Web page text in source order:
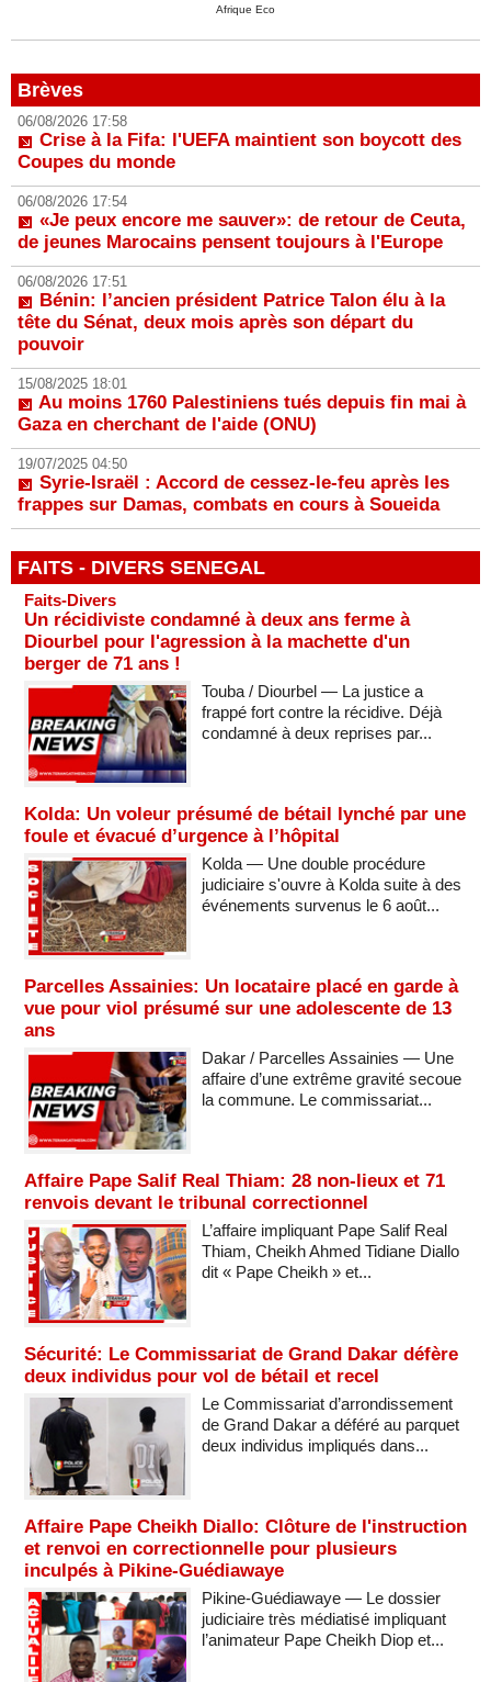
Afrique Eco
Brèves
06/08/2026 17:58
Crise à la Fifa: l'UEFA maintient son boycott des
Coupes du monde
06/08/2026 17:54
«Je peux encore me sauver»: de retour de Ceuta,
de jeunes Marocains pensent toujours à l'Europe
06/08/2026 17:51
Bénin: l’ancien président Patrice Talon élu à la
tête du Sénat, deux mois après son départ du
pouvoir
15/08/2025 18:01
Au moins 1760 Palestiniens tués depuis fin mai à
Gaza en cherchant de l'aide (ONU)
19/07/2025 04:50
Syrie-Israël : Accord de cessez-le-feu après les
frappes sur Damas, combats en cours à Soueida
FAITS - DIVERS SENEGAL
Faits-Divers
Un récidiviste condamné à deux ans ferme à
Diourbel pour l'agression à la machette d'un
berger de 71 ans !
Touba / Diourbel — La justice a
frappé fort contre la récidive. Déjà
condamné à deux reprises par...
Kolda: Un voleur présumé de bétail lynché par une
foule et évacué d’urgence à l’hôpital
Kolda — Une double procédure
judiciaire s'ouvre à Kolda suite à des
événements survenus le 6 août...
Parcelles Assainies: Un locataire placé en garde à
vue pour viol présumé sur une adolescente de 13
ans
Dakar / Parcelles Assainies — Une
affaire d’une extrême gravité secoue
la commune. Le commissariat...
Affaire Pape Salif Real Thiam: 28 non-lieux et 71
renvois devant le tribunal correctionnel
L’affaire impliquant Pape Salif Real
Thiam, Cheikh Ahmed Tidiane Diallo
dit « Pape Cheikh » et...
Sécurité: Le Commissariat de Grand Dakar défère
deux individus pour vol de bétail et recel
Le Commissariat d’arrondissement
de Grand Dakar a déféré au parquet
deux individus impliqués dans...
Affaire Pape Cheikh Diallo: Clôture de l'instruction
et renvoi en correctionnelle pour plusieurs
inculpés à Pikine-Guédiawaye
Pikine-Guédiawaye — Le dossier
judiciaire très médiatisé impliquant
l’animateur Pape Cheikh Diop et...